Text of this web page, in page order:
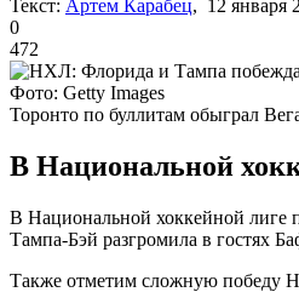
Текст: Артем Карабец, 12 января
0
472
Фото: Getty Images
Торонто по буллитам обыграл
В Национальной
В Национальной хоккейной лиге
Тампа-Бэй разгромила в гостях
Также отметим сложную победу